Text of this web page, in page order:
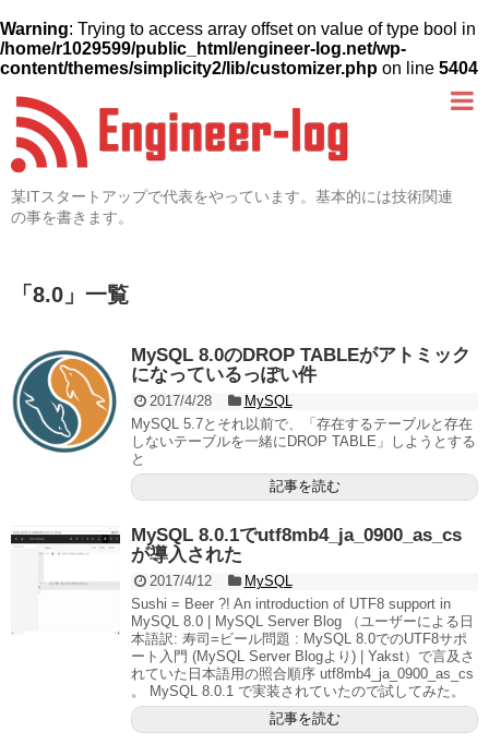
Warning: Trying to access array offset on value of type bool in
/home/r1029599/public_html/engineer-log.net/wp-
content/themes/simplicity2/lib/customizer.php on line 5404
某ITスタートアップで代表をやっています。基本的には技術関連
の事を書きます。
「 8.0 」 一覧
MySQL 8.0のDROP TABLEがアトミック
になっているっぽい件
2017/4/28
MySQL
MySQL 5.7とそれ以前で、「存在するテーブルと存在
しないテーブルを一緒にDROP TABLE」しようとする
と
記事を読む
MySQL 8.0.1でutf8mb4_ja_0900_as_cs
が導入された
2017/4/12
MySQL
Sushi = Beer ?! An introduction of UTF8 support in
MySQL 8.0 | MySQL Server Blog （ユーザーによる日
本語訳: 寿司=ビール問題 : MySQL 8.0でのUTF8サポ
ート入門 (MySQL Server Blogより) | Yakst）で言及さ
れていた日本語用の照合順序 utf8mb4_ja_0900_as_cs
。 MySQL 8.0.1 で実装されていたので試してみた。
記事を読む